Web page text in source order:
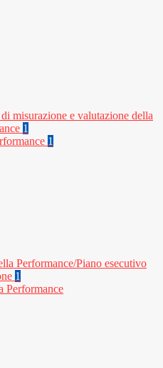
di misurazione e valutazione della
1
1
Performance/Piano esecutivo
1
Performance